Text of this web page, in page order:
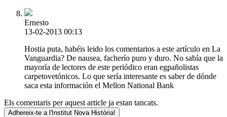
Ernesto
13-02-2013 00:13
Hostia puta, habéis leido los comentarios a este artículo en La
Vanguardia? De nausea, facherío puro y duro. No sabía que la
mayoría de lectores de este periódico eran egpañolistas
carpetovetónicos. Lo que sería interesante es saber de dónde
saca esta información el Mellon National Bank
Els comentaris per aquest article ja estan tancats.
Adhereix-te a l'Institut Nova Història!